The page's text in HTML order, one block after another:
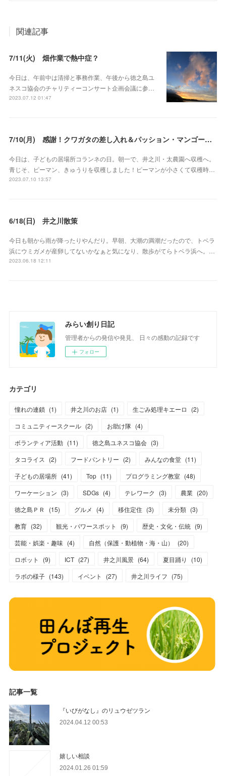
関連記事
7/11(火) 畑作業で熱中症？
今日は、午前中は清掃と事務作業、午後から徳之島ユ
ネスコ協会のチャリティーコンサート企画会議に参…
2023.07.12 01:47
7/10(月) 感謝！クワガタの差し入れ＆パッション・マンゴーの差し入れ
今日は、子どもの居場所コランネの日。朝一で、井之川・太農園へ収穫へ。
青じそ、ピーマン、きゅうりを収穫しました！ピーマンが小さくて収穫時…
2023.07.10 13:57
6/18(日) 井之川散策
今日も朝から雨が降ったりやんだり。早朝、大潮の満潮だったので、トベラ
浜にウミガメが産卵してないかなぁと気になり、散歩がてらトベラ浜へ。…
2023.06.18 12:11
みらい創り日記
管理者からの発信や発見、 日々の感動の記録です
フォロー
カテゴリ
憧れの連鎖 (1) 井之川のお店 (1) 生ごみ処理キエーロ (2)
コミュニティースクール (2) お助け隊 (4)
ボランティア活動 (11) 徳之島ユネスコ協会 (3)
タコライス
(2) フードパントリー (2) みんなの食堂 (11)
子どもの居場所 (41) Top (11) プログラミング教室 (48)
ワーケーション (3) SDGs (4) テレワーク (3) 農業 (20)
徳之島ＰＲ
(15) グルメ (4) 移住定住 (3) 未分類 (3)
教育 (32) 観光・パワースポット (9) 歴史・文化・伝統 (9)
芸能・娯楽・趣味 (4) 自然（保護・動植物・海・山） (20)
ロボット
(9) ICT (27) 井之川風景 (64) 夏目踊り (10)
ラボの様子 (143) イベント (27) 井之川ライフ (75)
記事一覧
『いびがなし』のリュウゼツラン
2024.04.12 00:53
嬉しい相談
2024.01.26 01:59